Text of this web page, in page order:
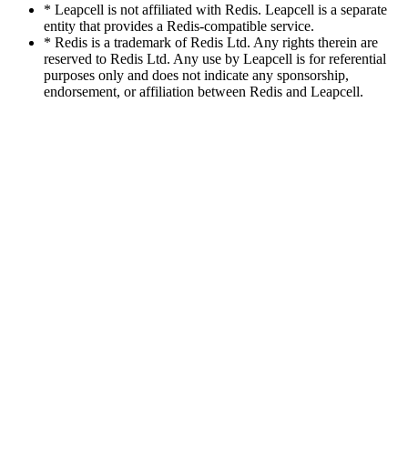
* Leapcell is not affiliated with Redis. Leapcell is a separate
entity that provides a Redis-compatible service.
* Redis is a trademark of Redis Ltd. Any rights therein are
reserved to Redis Ltd. Any use by Leapcell is for referential
purposes only and does not indicate any sponsorship,
endorsement, or affiliation between Redis and Leapcell.